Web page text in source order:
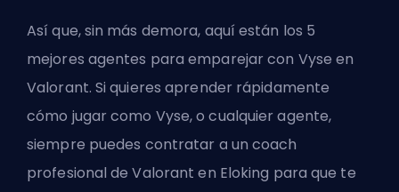
Así que, sin más demora, aquí están los 5
mejores agentes para emparejar con Vyse en
Valorant. Si quieres aprender rápidamente
cómo jugar como Vyse, o cualquier agente,
siempre puedes contratar a un coach
profesional de Valorant en Eloking para que te